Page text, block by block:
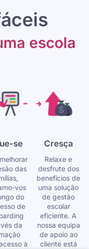
escola
se
das
vos
do
de
da
à
Cresça
Relaxe e
desfrute dos
benefícios de
uma solução
de gestão
escolar
eficiente. A
nossa equipa
de apoio ao
cliente está